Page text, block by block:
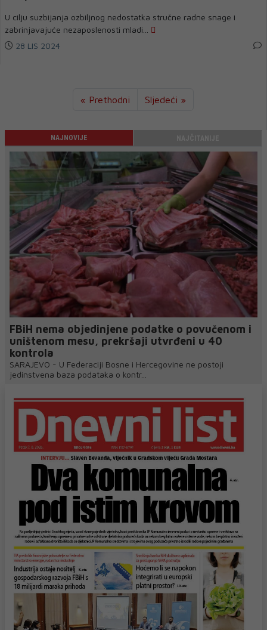
U cilju suzbijanja ozbiljnog nedostatka stručne radne snage i
zabrinjavajuće nezaposlenosti mladi...
28 LIS 2024
« Prethodni Sljedeći »
NAJNOVIJE
FBiH nema objedinjene podatke o povučenom i
uništenom mesu, prekršaji utvrđeni u 40
kontrola
SARAJEVO - U Federaciji Bosne i Hercegovine ne postoji
jedinstvena baza podataka o kontr...